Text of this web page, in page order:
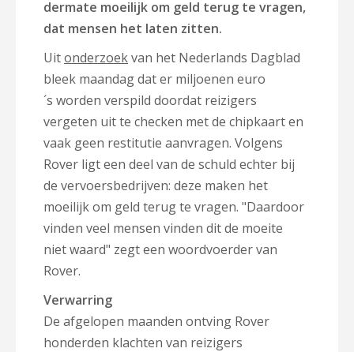
dermate moeilijk om geld terug te vragen,
dat mensen het laten zitten.
Uitonderzoekvan het Nederlands Dagblad
bleek maandag dat er miljoenen euro
´s worden verspild doordat reizigers
vergeten uit te checken met de chipkaart en
vaak geen restitutie aanvragen. Volgens
Rover ligt een deel van de schuld echter bij
de vervoersbedrijven: deze maken het
moeilijk om geld terug te vragen. "Daardoor
vinden veel mensen vinden dit de moeite
niet waard" zegt een woordvoerder van
Rover.
Verwarring
De afgelopen maanden ontving Rover
honderden klachten van reizigers